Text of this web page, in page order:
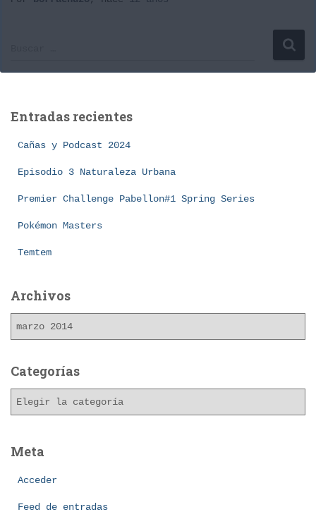
s
r
Entradas recientes
Cañas y Podcast 2024
Episodio 3 Naturaleza Urbana
Premier Challenge Pabellon#1 Spring Series
Pokémon Masters
Temtem
Archivos
h
o
Categorías
g
Meta
Acceder
Feed de entradas